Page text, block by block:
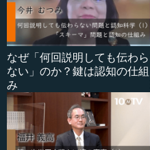
なぜ「何回説明しても伝わら
ない」のか？鍵は認知の仕組
み